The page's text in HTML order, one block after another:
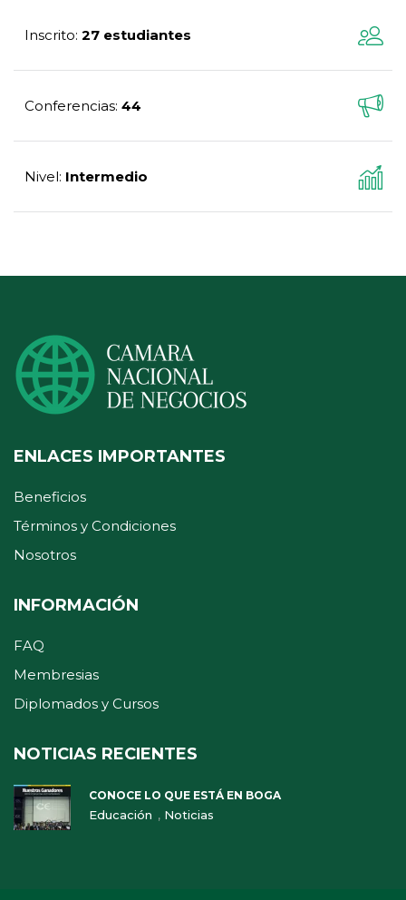
Inscrito: 27 estudiantes
Conferencias: 44
Nivel: Intermedio
ENLACES IMPORTANTES
Beneficios
Términos y Condiciones
Nosotros
INFORMACIÓN
FAQ
Membresias
Diplomados y Cursos
NOTICIAS RECIENTES
CONOCE LO QUE ESTÁ EN BOGA
Educación , Noticias